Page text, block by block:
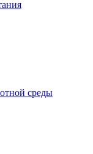
среды